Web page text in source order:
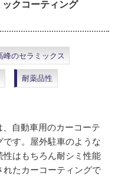
クコーティング
峰のセラミックス
耐薬品性
自動車用のカーコーテ
です。屋外駐車のような
はもちろん耐シミ性能
たカーコーティングで